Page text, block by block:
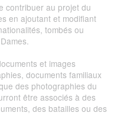
contribuer au projet du
en ajoutant et modifiant
tombés ou
et images
documents familiaux
des photographies du
être associés à des
des batailles ou des